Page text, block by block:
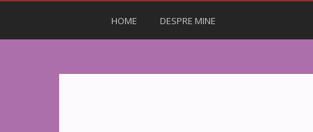
HOME DESPRE MINE